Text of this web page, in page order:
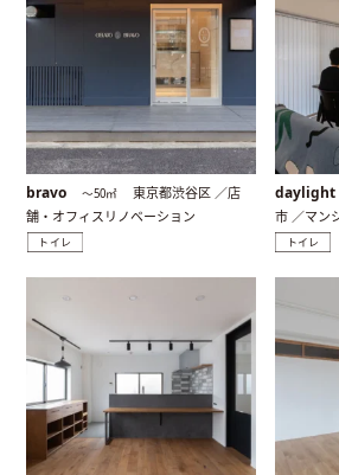
bravo 〜50㎡
東京都渋谷区 ／店
舗・オフィスリノベーション
トイレ
daylight
市 ／マン
トイレ